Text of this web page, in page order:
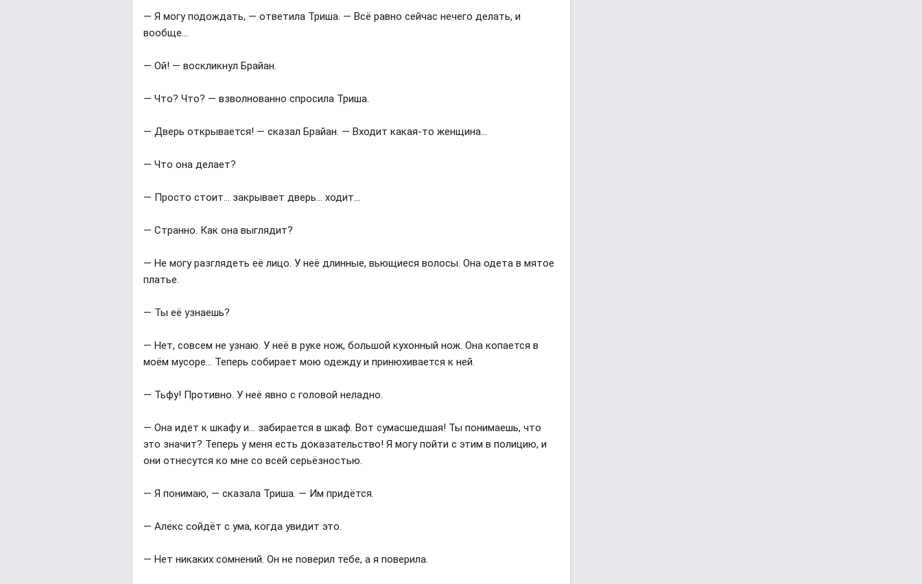
— Я могу подождать, — ответила Триша. — Всё равно сейчас нечего делать, и
вообще...
— Oй! — воскликнул Брайан.
— Что? Что? — взволнованно спросила Триша.
— Дверь открывается! — сказал Брайан. — Входит какая-то женщина…
— Что она делает?
— Просто стоит… закрывает дверь… ходит…
— Странно. Как она выглядит?
— Не могу разглядеть её лицо. У неё длинные, вьющиеся волосы. Она одета в мятое
платье.
— Ты её узнаешь?
— Нет, совсем не узнаю. У неё в руке нож, большой кухонный нож. Она копается в
моём мусоре… Теперь собирает мою одежду и принюхивается к ней.
— Тьфу! Противно. У неё явно с головой неладно.
— Она идет к шкафу и… забирается в шкаф. Вот сумасшедшая! Ты понимаешь, что
это значит? Теперь у меня есть доказательство! Я могу пойти с этим в полицию, и
они отнесутся ко мне со всей серьёзностью.
— Я понимаю, — сказала Триша. — Им придётся.
— Алекс сойдёт с ума, когда увидит это.
— Нет никаких сомнений. Он не поверил тебе, а я поверила.